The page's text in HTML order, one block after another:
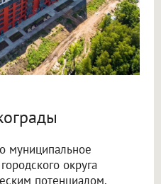
муниципальное
округа
потенциалом,